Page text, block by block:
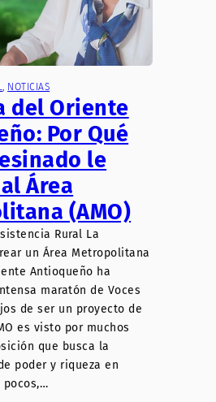
, NOTICIAS
del Oriente
Por Qué
le
Área
(AMO)
Rural La
un Área Metropolitana
Antioqueño ha
maratón de Voces
de ser un proyecto de
es visto por muchos
que busca la
poder y riqueza en
pocos,…